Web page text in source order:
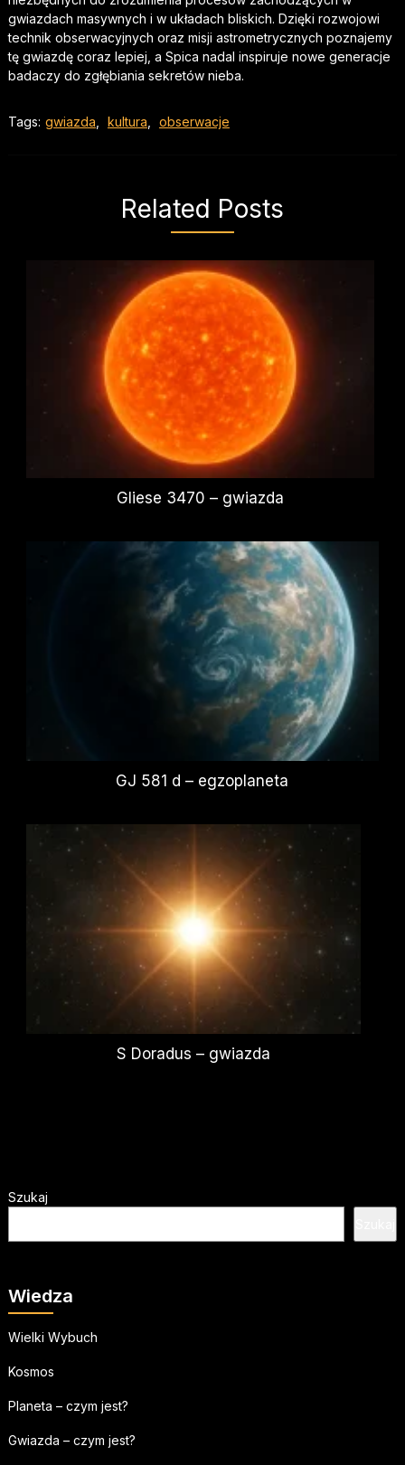
gwiazdach masywnych i w układach bliskich. Dzięki rozwojowi
technik obserwacyjnych oraz misji astrometrycznych poznajemy
tę gwiazdę coraz lepiej, a Spica nadal inspiruje nowe generacje
badaczy do zgłębiania sekretów nieba.
Tags: gwiazda kultura obserwacje
Related Posts
Gliese 3470 – gwiazda
GJ 581 d – egzoplaneta
S Doradus – gwiazda
Szukaj
Wiedza
Wielki Wybuch
Kosmos
Planeta – czym jest?
Gwiazda – czym jest?